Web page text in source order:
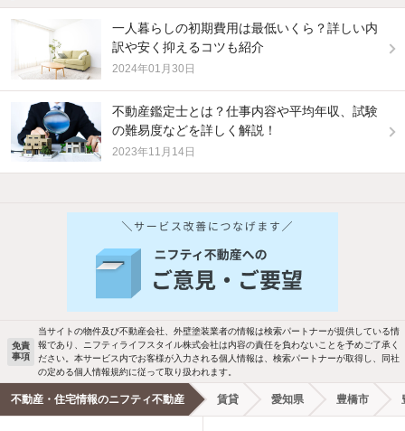
一人暮らしの初期費用は最低いくら？詳しい内
訳や安く抑えるコツも紹介
2024年01月30日
不動産鑑定士とは？仕事内容や平均年収、試験
の難易度などを詳しく解説！
2023年11月14日
バス・トイレ別 2階以上
洗濯機置場あり 独立洗面台
エアコンあり 都市ガス
免責
事項
当サイトの物件及び不動産会社、外壁塗装業者の情報は検索パートナーが提供している情
報であり、ニフティライフスタイル株式会社は内容の責任を負わないことを予めご了承く
ださい。本サービス内でお客様が入力される個人情報は、検索パートナーが取得し、同社
の定める個人情報規約に従って取り扱われます。
不動産・住宅情報のニフティ不動産 賃貸 愛知県 豊橋市